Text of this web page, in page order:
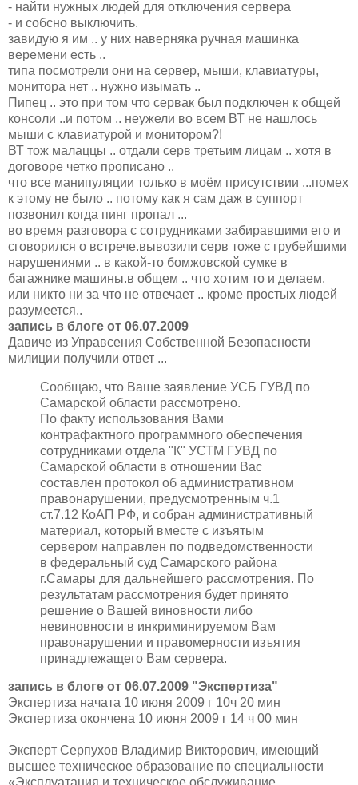
- найти нужных людей для отключения сервера
- и собсно выключить.
завидую я им .. у них наверняка ручная машинка
веремени есть ..
типа посмотрели они на сервер, мыши, клавиатуры,
монитора нет .. нужно изымать ..
Пипец .. это при том что сервак был подключен к общей
консоли ..и потом .. неужели во всем ВТ не нашлось
мыши с клавиатурой и монитором?!
ВТ тож малаццы .. отдали серв третьим лицам .. хотя в
договоре четко прописано ..
что все манипуляции только в моём присутствии ...помех
к этому не было .. потому как я сам даж в суппорт
позвонил когда пинг пропал ...
во время разговора с сотрудниками забиравшими его и
сговорился о встрече.вывозили серв тоже с грубейшими
нарушениями .. в какой-то бомжовской сумке в
багажнике машины.в общем .. что хотим то и делаем.
или никто ни за что не отвечает .. кроме простых людей
разумеется..
запись в блоге от 06.07.2009
Давиче из Управсения Собственной Безопасности
милиции получили ответ ...
Сообщаю, что Ваше заявление УСБ ГУВД по
Самарской области рассмотрено.
По факту использования Вами
контрафактного программного обеспечения
сотрудниками отдела "К" УСТМ ГУВД по
Самарской области в отношении Вас
составлен протокол об административном
правонарушении, предусмотренным ч.1
ст.7.12 КоАП РФ, и собран административный
материал, который вместе с изъятым
сервером направлен по подведомственности
в федеральный суд Самарского района
г.Самары для дальнейшего рассмотрения. По
результатам рассмотрения будет принято
решение о Вашей виновности либо
невиновности в инкриминируемом Вам
правонарушении и правомерности изъятия
принадлежащего Вам сервера.
запись в блоге от 06.07.2009 "Экспертиза"
Экспертиза начата 10 июня 2009 г 10ч 20 мин
Экспертиза окончена 10 июня 2009 г 14 ч 00 мин
Эксперт Серпухов Владимир Викторович, имеющий
высшее техническое образование по специальности